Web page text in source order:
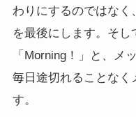
わりにするのではなく
を最後にします。そ
「Morning！」と、メ
毎日途切れることな
す。